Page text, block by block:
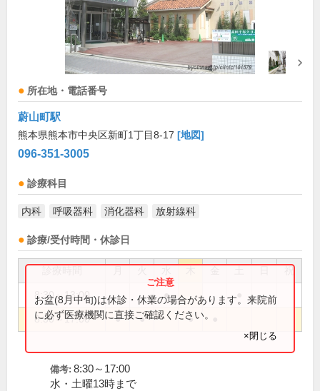
所在地・電話番号
蔚山町駅
熊本県熊本市中央区新町1丁目8-17 [地図]
096-351-3005
診療科目
内科 呼吸器科 消化器科 放射線科
診療/受付時間・休診日
祝
8:30～13:00 ●
8:30～17:00 ● ● ●
お盆(8月中旬)は休診・休業の場合があります。来院前
に必ず医療機関に直接ご確認ください。
×閉じる
備考: 8:30～17:00
水・土曜13時まで